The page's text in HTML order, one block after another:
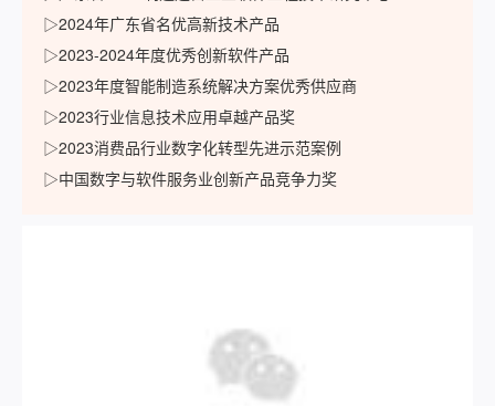
▷2024年广东省名优高新技术产品
▷2023-2024年度优秀创新软件产品
▷2023年度智能制造系统解决方案优秀供应商
▷2023行业信息技术应用卓越产品奖
▷2023消费品行业数字化转型先进示范案例
▷中国数字与软件服务业创新产品竞争力奖